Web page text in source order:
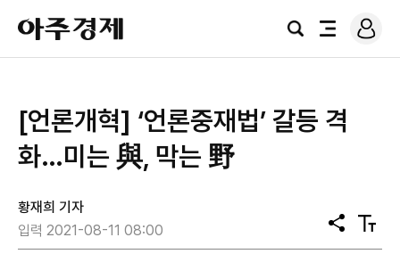
아
주
경
검
전
로
그
[언론개혁] ‘언론중재법’ 갈등 격
화…미는 與, 막는 野
황재희 기자
입력 2021-08-11 08:00
공
유
텍
스